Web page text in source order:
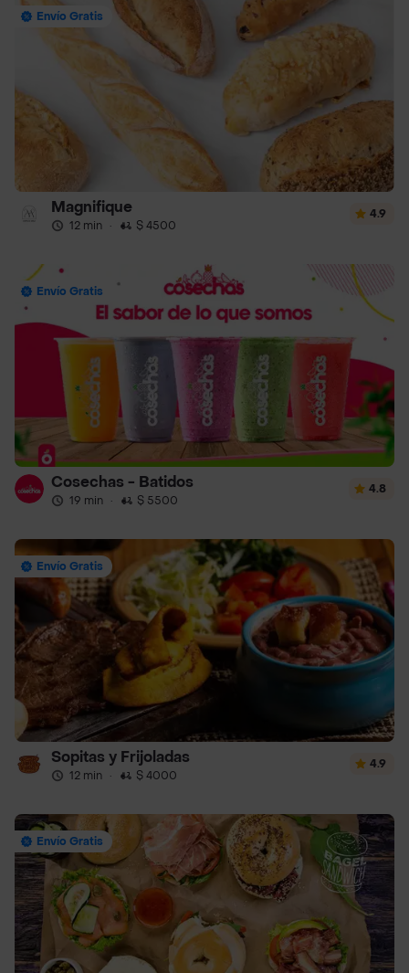
Envío Gratis
Magnifique
12 min · $ 4500
4.9
Envío Gratis
Cosechas - Batidos
19 min · $ 5500
4.8
Envío Gratis
Sopitas y Frijoladas
12 min · $ 4000
4.9
Envío Gratis